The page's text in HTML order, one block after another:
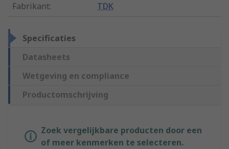
Fabrikant: TDK
Specificaties
Datasheets
Wetgeving en compliance
Productomschrijving
Zoek vergelijkbare producten door een
of meer kenmerken te selecteren.